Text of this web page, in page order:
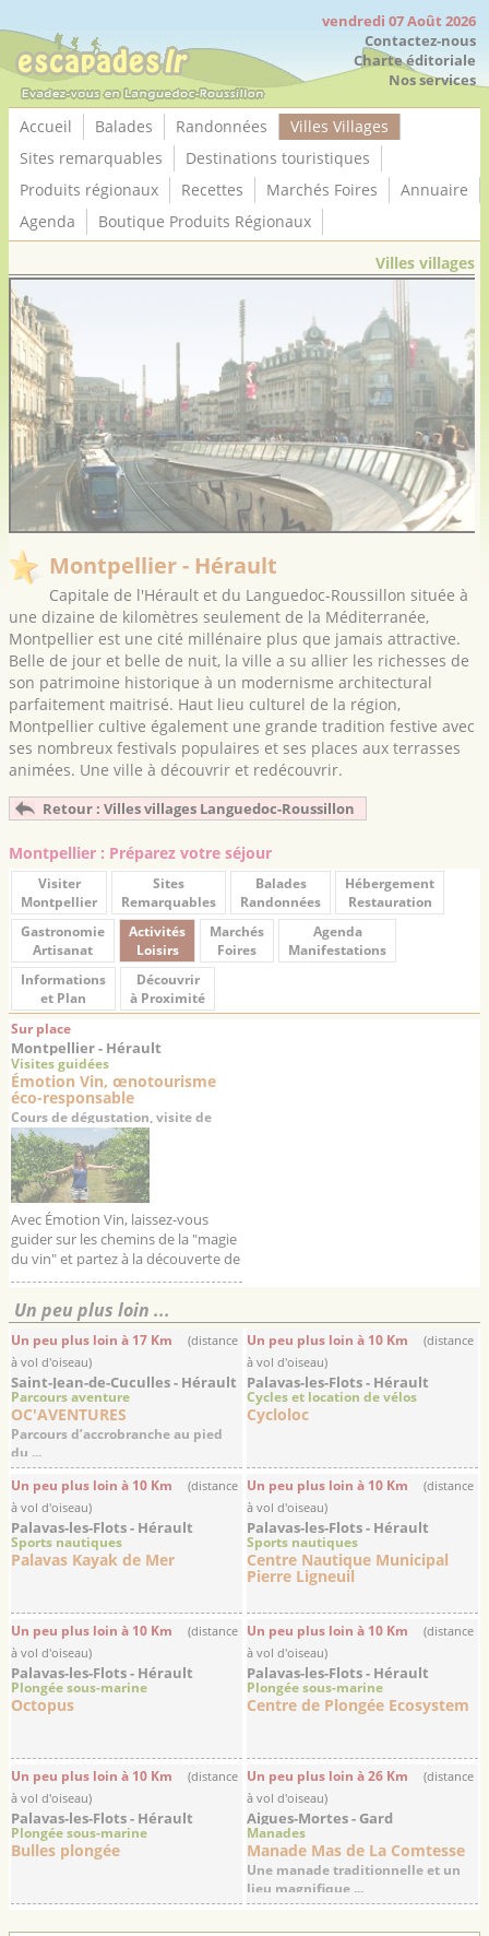
vendredi 07 Août 2026
Contactez-nous
Charte éditoriale
Nos services
Accueil Balades Randonnées
Villes Villages
Sites remarquables
Destinations touristiques
Produits régionaux
Recettes Marchés Foires
Annuaire
Agenda
Boutique Produits Régionaux
Villes villages
Montpellier - Hérault
Capitale de l'Hérault et du Languedoc-Roussillon située à
une dizaine de kilomètres seulement de la Méditerranée,
Montpellier est une cité millénaire plus que jamais attractive.
Belle de jour et belle de nuit, la ville a su allier les richesses de
son patrimoine historique à un modernisme architectural
parfaitement maitrisé. Haut lieu culturel de la région,
Montpellier cultive également une grande tradition festive avec
ses nombreux festivals populaires et ses places aux terrasses
animées. Une ville à découvrir et redécouvrir.
Retour : Villes villages Languedoc-Roussillon
Montpellier : Préparez votre séjour
Visiter
Montpellier
Sites
Remarquables
Balades
Randonnées
Hébergement
Restauration
Gastronomie
Artisanat
Activités
Loisirs
Marchés
Foires
Agenda
Manifestations
Informations
et Plan
Découvrir
à Proximité
Sur place
Montpellier - Hérault
Visites guidées
Émotion Vin, œnotourisme
éco-responsable
Cours de dégustation, visite de
domaines viticoles, balades
guidées dans les vignes
Avec Émotion Vin, laissez-vous
guider sur les chemins de la "magie
du vin" et partez à la découverte de
pépites viticoles du Languedoc-
Roussillon, des domaines sé...
Un peu plus loin ...
Un peu plus loin à 17 Km
(distance
à vol d'oiseau)
Saint-Jean-de-Cuculles - Hérault
Parcours aventure
OC'AVENTURES
Parcours d’accrobranche au pied
du ...
Un peu plus loin à 10 Km
(distance
à vol d'oiseau)
Palavas-les-Flots - Hérault
Cycles et location de vélos
Cycloloc
Un peu plus loin à 10 Km
(distance
à vol d'oiseau)
Palavas-les-Flots - Hérault
Sports nautiques
Palavas Kayak de Mer
Un peu plus loin à 10 Km
(distance
à vol d'oiseau)
Palavas-les-Flots - Hérault
Sports nautiques
Centre Nautique Municipal
Pierre Ligneuil
Un peu plus loin à 10 Km
(distance
à vol d'oiseau)
Palavas-les-Flots - Hérault
Plongée sous-marine
Octopus
Un peu plus loin à 10 Km
(distance
à vol d'oiseau)
Palavas-les-Flots - Hérault
Plongée sous-marine
Centre de Plongée Ecosystem
Un peu plus loin à 10 Km
(distance
à vol d'oiseau)
Palavas-les-Flots - Hérault
Plongée sous-marine
Bulles plongée
Un peu plus loin à 26 Km
(distance
à vol d'oiseau)
Aigues-Mortes - Gard
Manades
Manade Mas de La Comtesse
Une manade traditionnelle et un
lieu magnifique ...